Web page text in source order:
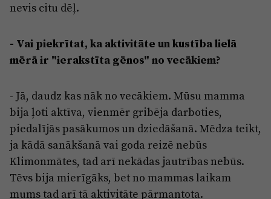
nevis citu dēļ.
- Vai piekrītat, ka aktivitāte un kustība lielā
mērā ir "ierakstīta gēnos" no vecākiem?
- Jā, daudz kas nāk no vecākiem. Mūsu mamma
bija ļoti aktīva, vienmēr gribēja darboties,
piedalījās pasākumos un dziedāšanā. Mēdza teikt,
ja kādā sanākšanā vai goda reizē nebūs
Klimonmātes, tad arī nekādas jautrības nebūs.
Tēvs bija mierīgāks, bet no mammas laikam
mums tad arī tā aktivitāte pārmantota.